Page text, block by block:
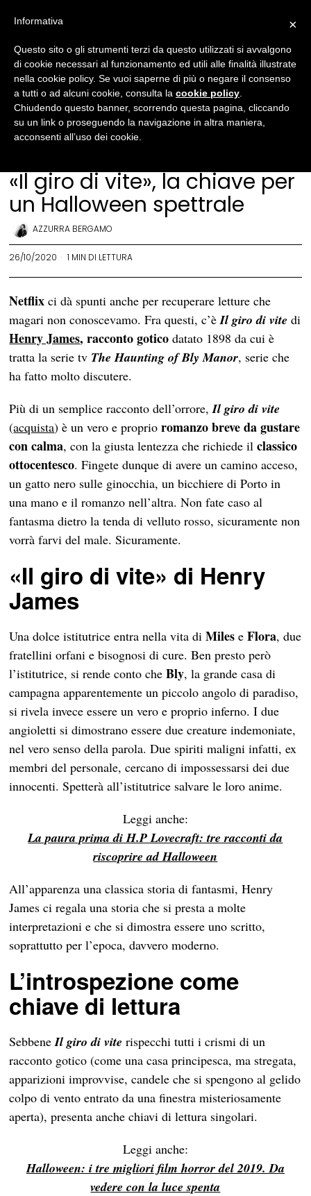
«Il giro di vite», la chiave per
un Halloween spettrale
AZZURRA BERGAMO
26/10/2020 1 MIN DI LETTURA
Netflix ci dà spunti anche per recuperare letture che
magari non conoscevamo. Fra questi, c’èIl giro di vite di
Henry James, racconto goticodatato 1898 da cui è
tratta la serie tv The Haunting of Bly Manor, serie che
ha fatto molto discutere.
Più di un semplice racconto dell’orrore, Il giro di vite
(acquista) è un vero e proprioromanzo breve da gustare
con calma, con la giusta lentezza che richiede ilclassico
ottocentesco. Fingete dunque di avere un camino acceso,
un gatto nero sulle ginocchia, un bicchiere di Porto in
una mano e il romanzo nell’altra. Non fate caso al
fantasma dietro la tenda di velluto rosso, sicuramente non
vorrà farvi del male. Sicuramente.
«Il giro di vite» di Henry
James
Una dolce istitutrice entra nella vita diMiles eFlora, due
fratellini orfani e bisognosi di cure. Ben presto però
l’istitutrice, si rende conto cheBly, la grande casa di
campagna apparentemente un piccolo angolo di paradiso,
si rivela invece essere un vero e proprio inferno. I due
angioletti si dimostrano essere due creature indemoniate,
nel vero senso della parola. Due spiriti maligni infatti, ex
membri del personale, cercano di impossessarsi dei due
innocenti. Spetterà all’istitutrice salvare le loro anime.
Leggi anche:
La paura prima di H.P Lovecraft: tre racconti da
riscoprire ad Halloween
All’apparenza una classica storia di fantasmi, Henry
James ci regala una storia che si presta a molte
interpretazioni e che si dimostra essere uno scritto,
soprattutto per l’epoca, davvero moderno.
L’introspezione come
chiave di lettura
SebbeneIl giro di vite rispecchi tutti i crismi di un
racconto gotico (come una casa principesca, ma stregata,
apparizioni improvvise, candele che si spengono al gelido
colpo di vento entrato da una finestra misteriosamente
aperta), presenta anche chiavi di lettura singolari.
Leggi anche:
Halloween: i tre migliori film horror del 2019. Da
vedere con la luce spenta
×
Informativa
Questo sito o gli strumenti terzi da questo utilizzati si avvalgono
di cookie necessari al funzionamento ed utili alle finalità illustrate
nella cookie policy. Se vuoi saperne di più o negare il consenso
a tutti o ad alcuni cookie, consulta la cookie policy
Chiudendo questo banner, scorrendo questa pagina, cliccando
su un link o proseguendo la navigazione in altra maniera,
acconsenti all’uso dei cookie.